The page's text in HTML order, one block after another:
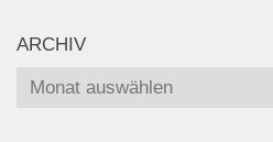
ARCHIV
Archiv